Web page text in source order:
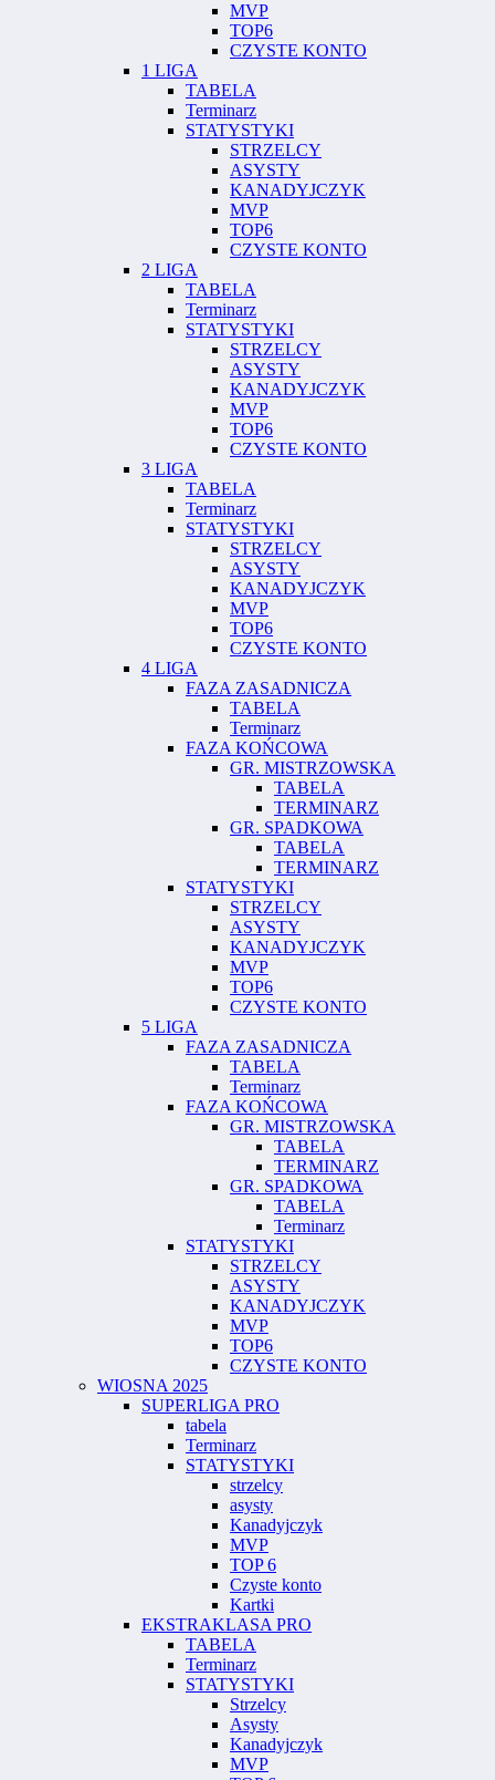
MVP
TOP6
CZYSTE KONTO
1 LIGA
TABELA
Terminarz
STATYSTYKI
STRZELCY
ASYSTY
KANADYJCZYK
MVP
TOP6
CZYSTE KONTO
2 LIGA
TABELA
Terminarz
STATYSTYKI
STRZELCY
ASYSTY
KANADYJCZYK
MVP
TOP6
CZYSTE KONTO
3 LIGA
TABELA
Terminarz
STATYSTYKI
STRZELCY
ASYSTY
KANADYJCZYK
MVP
TOP6
CZYSTE KONTO
4 LIGA
FAZA ZASADNICZA
TABELA
Terminarz
FAZA KOŃCOWA
GR. MISTRZOWSKA
TABELA
TERMINARZ
GR. SPADKOWA
TABELA
TERMINARZ
STATYSTYKI
STRZELCY
ASYSTY
KANADYJCZYK
MVP
TOP6
CZYSTE KONTO
5 LIGA
FAZA ZASADNICZA
TABELA
Terminarz
FAZA KOŃCOWA
GR. MISTRZOWSKA
TABELA
TERMINARZ
GR. SPADKOWA
TABELA
Terminarz
STATYSTYKI
STRZELCY
ASYSTY
KANADYJCZYK
MVP
TOP6
CZYSTE KONTO
WIOSNA 2025
SUPERLIGA PRO
tabela
Terminarz
STATYSTYKI
strzelcy
asysty
Kanadyjczyk
MVP
TOP 6
Czyste konto
Kartki
EKSTRAKLASA PRO
TABELA
Terminarz
STATYSTYKI
Strzelcy
Asysty
Kanadyjczyk
MVP